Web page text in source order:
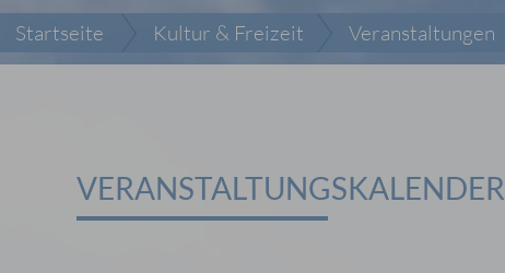
Startseite Kultur & Freizeit Veranstaltungen
VERANSTALTUNGSKALENDER